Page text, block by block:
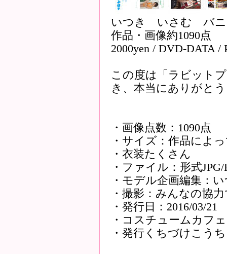
いつき いさむ バニ
作品・画像約1090点
2000yen / DVD-DATA /
この度は「ラビット
き、本当にありがと
・画像点数：1090点
・サイズ：作品によ
・衣装たくさん
・ファイル：形式
・モデル企画編集：
・撮影：みんなの協
・発行日：2016/03/21
・コスチュームカフ
・発行くちづけこう